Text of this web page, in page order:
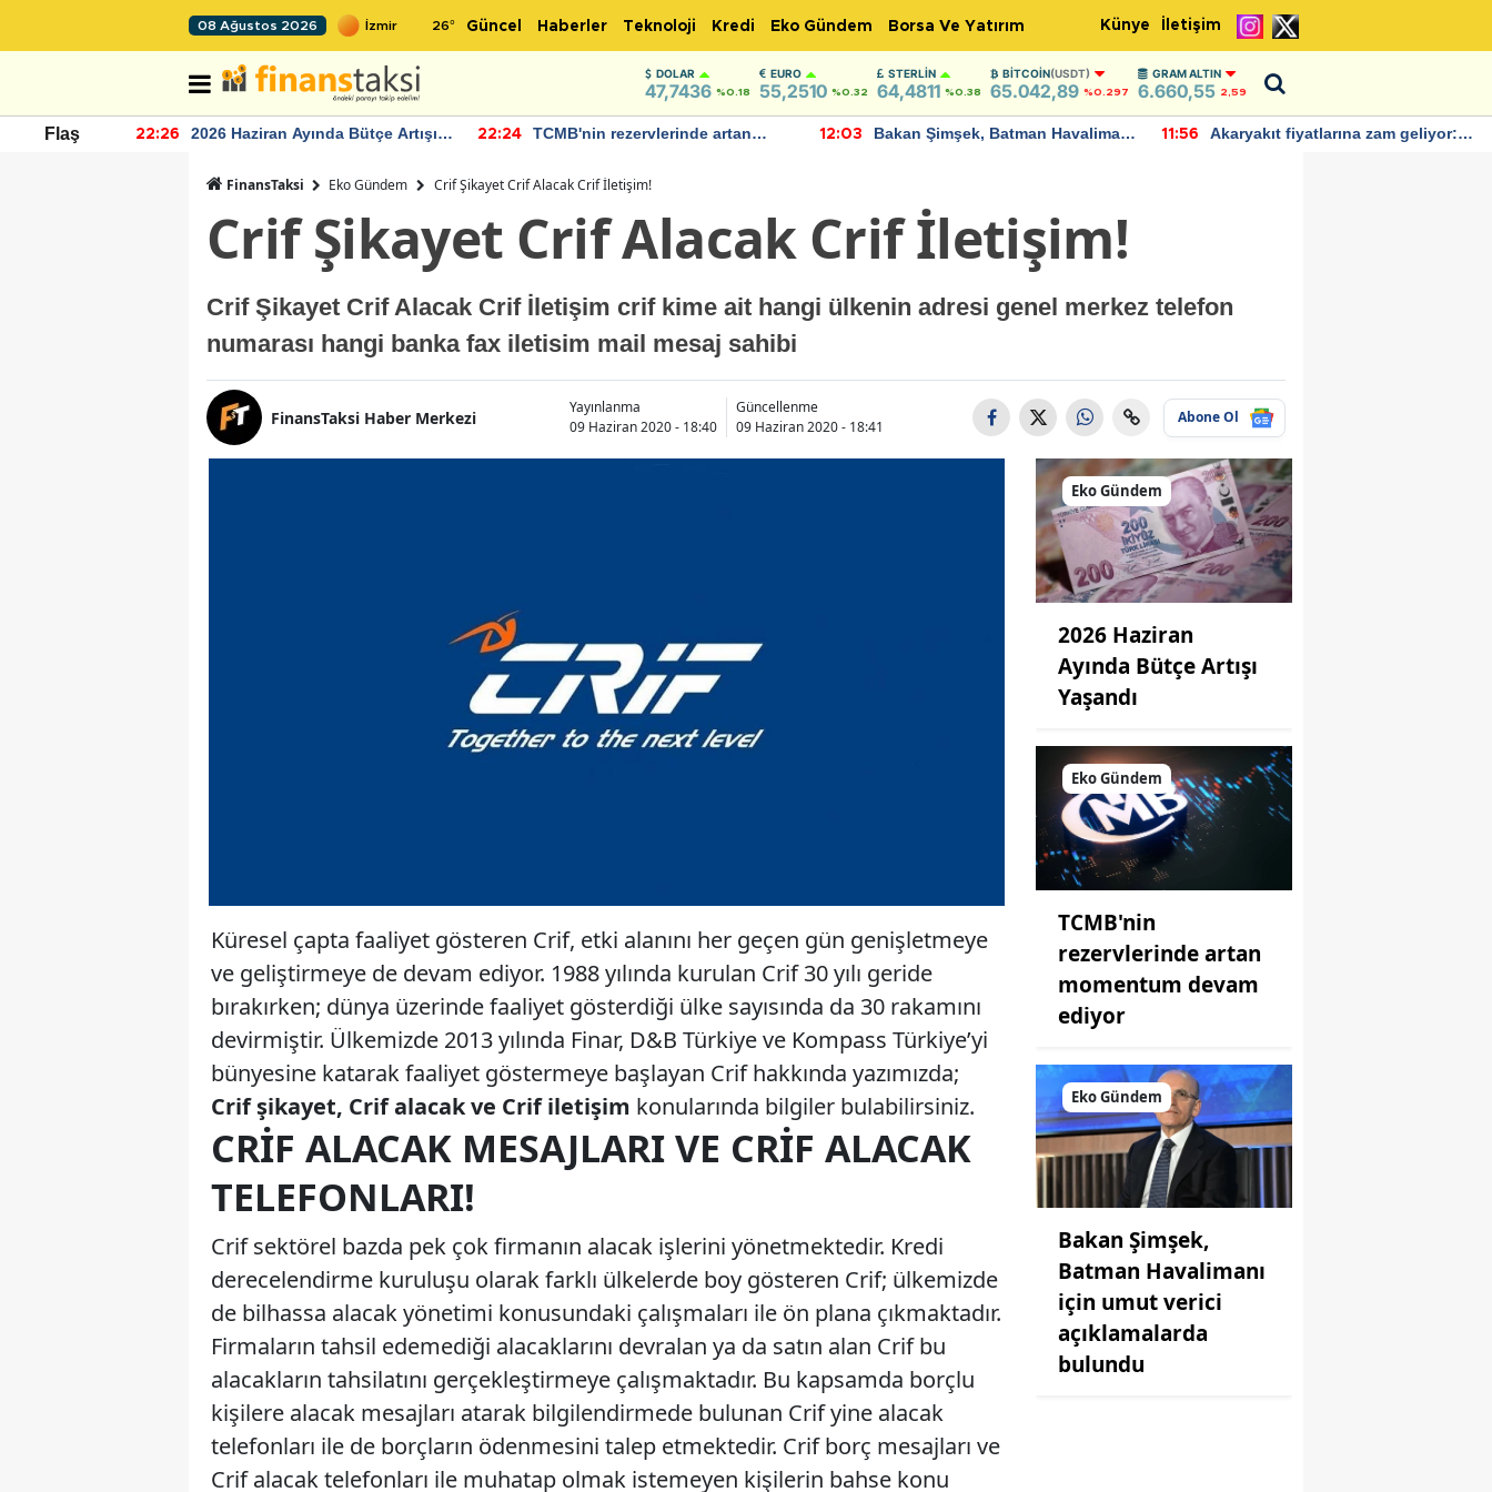
08 Ağustos 2026 26° Güncel Haberler Teknoloji Kredi Eko Gündem Borsa Ve Yatırım Künye İletişim
DOLAR
47,7436 %0.18
EURO
55,2510 %0.32
STERLIN
64,4811 %0.38
BITCOIN(USDT)
65.042,89 %0.297
GRAM ALTIN
6.660,55 2,59
Flaş 22:26
2026 Haziran Ayında Bütçe Artışı
22:24
TCMB'nin rezervlerinde artan
12:03
Bakan Şimşek, Batman Havalimanı
11:56
Akaryakıt fiyatlarına zam geliyor:
FinansTaksi Eko Gündem Crif Şikayet Crif Alacak Crif İletişim!
Crif Şikayet Crif Alacak Crif İletişim!
Crif Şikayet Crif Alacak Crif İletişim crif kime ait hangi ülkenin adresi genel merkez telefon
numarası hangi banka fax iletisim mail mesaj sahibi
FinansTaksi Haber Merkezi
Yayınlanma
09 Haziran 2020 - 18:40
Güncellenme
09 Haziran 2020 - 18:41
Abone Ol
Küresel çapta faaliyet gösteren Crif, etki alanını her geçen gün genişletmeye
ve geliştirmeye de devam ediyor. 1988 yılında kurulan Crif 30 yılı geride
bırakırken; dünya üzerinde faaliyet gösterdiği ülke sayısında da 30 rakamını
devirmiştir. Ülkemizde 2013 yılında Finar, D&B Türkiye ve Kompass Türkiye’yi
bünyesine katarak faaliyet göstermeye başlayan Crif hakkında yazımızda;
Crif şikayet, Crif alacak ve Crif iletişim konularında bilgiler bulabilirsiniz.
CRIF ALACAK MESAJLARI VE CRIF ALACAK
TELEFONLARI!
Crif sektörel bazda pek çok firmanın alacak işlerini yönetmektedir. Kredi
derecelendirme kuruluşu olarak farklı ülkelerde boy gösteren Crif; ülkemizde
de bilhassa alacak yönetimi konusundaki çalışmaları ile ön plana çıkmaktadır.
Firmaların tahsil edemediği alacaklarını devralan ya da satın alan Crif bu
alacakların tahsilatını gerçekleştirmeye çalışmaktadır. Bu kapsamda borçlu
kişilere alacak mesajları atarak bilgilendirmede bulunan Crif yine alacak
telefonları ile de borçların ödenmesini talep etmektedir. Crif borç mesajları ve
Crif alacak telefonları ile muhatap olmak istemeyen kişilerin bahse konu
Eko Gündem
2026 Haziran
Ayında Bütçe Artışı
Yaşandı
Eko Gündem
TCMB'nin
rezervlerinde artan
momentum devam
ediyor
Eko Gündem
Bakan Şimşek,
Batman Havalimanı
için umut verici
açıklamalarda
bulundu